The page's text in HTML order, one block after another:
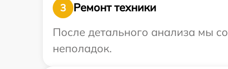
3
Ремонт техники
После детального анализа мы
неполадок.